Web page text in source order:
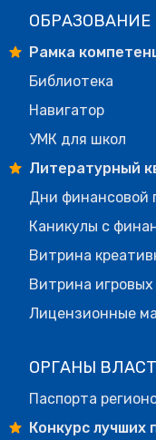
ОБРАЗОВАНИЕ
Рамка
Библиотека
Навигатор
УМК для школ
Литературный
Дни финансовой
Каникулы с
Витрина
Витрина игровых
Лицензионные
ОРГАНЫ
Паспорта
Конкурс лучших